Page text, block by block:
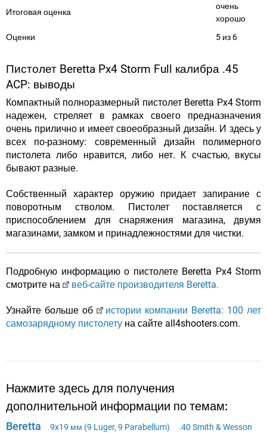
Итоговая оценка
очень
хорошо
Оценки
5 из 6
Пистолет Beretta Px4 Storm Full калибра .45
ACP: выводы
Компактный полноразмерный пистолет Beretta Px4 Storm
надежен, стреляет в рамках своего предназначения
очень прилично и имеет своеобразный дизайн. И здесь у
всех по-разному: современный дизайн полимерного
пистолета либо нравится, либо нет. К счастью, вкусы
бывают разные.
Собственный характер оружию придает запирание с
поворотным стволом. Пистолет поставляется с
приспособлением для снаряжения магазина, двумя
магазинами, замком и принадлежностями для чистки.
Подробную информацию о пистолете Beretta Px4 Storm
смотрите на
веб-сайте производителя Beretta.
Узнайте больше об
истории компании Beretta: 100 лет
самозарядному пистолету на сайте all4shooters.com.
Нажмите здесь для получения
дополнительной информации по темам:
Beretta 9x19 мм (9 Luger, 9 Parabellum)
.40 Smith & Wesson